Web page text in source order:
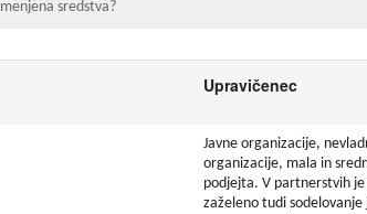
sredstva?
Upravičenec
Javne organizacije,
organizacije, mala in
podjejta. V partnerstvih
zaželeno tudi sodelovanje